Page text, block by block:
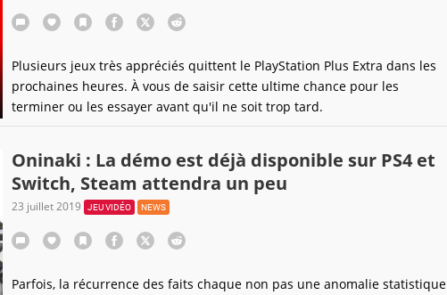
Plusieurs jeux très appréciés quittent le PlayStation Plus Extra dans les
prochaines heures. À vous de saisir cette ultime chance pour les
terminer ou les essayer avant qu'il ne soit trop tard.
Oninaki : La démo est déjà disponible sur PS4 et
Switch, Steam attendra un peu
23 juillet 2019 JEU VIDÉO NEWS
Parfois, la récurrence des faits chaque non pas une anomalie statistique